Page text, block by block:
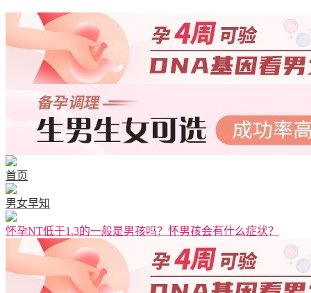
首页
男女早知
怀孕NT低于1.3的一般是男孩吗？怀男孩会有什么症状？